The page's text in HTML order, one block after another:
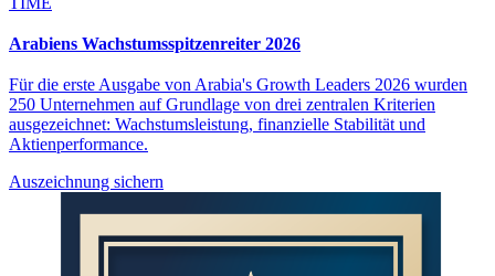
Arabiens Wachstumsspitzenreiter 2026
Für die erste Ausgabe von Arabia's Growth Leaders 2026 wurden
250 Unternehmen auf Grundlage von drei zentralen Kriterien
ausgezeichnet: Wachstumsleistung, finanzielle Stabilität und
Aktienperformance.
Auszeichnung sichern